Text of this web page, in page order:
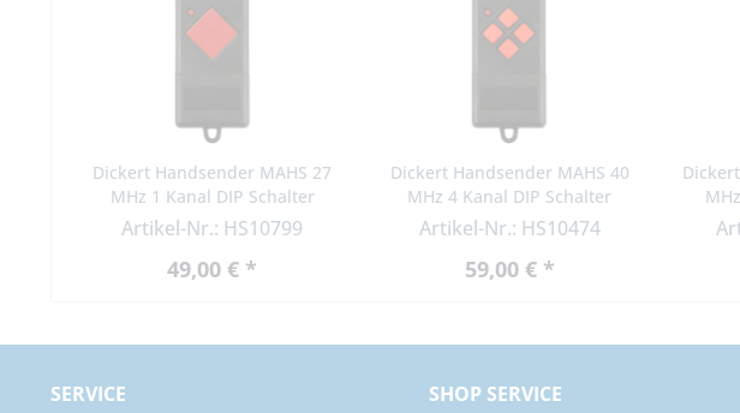
Dickert Handsender MAHS 27
MHz 1 Kanal DIP Schalter
Artikel-Nr.: HS10799
49,00 € *
Dickert Handsender MAHS 40
MHz 4 Kanal DIP Schalter
Artikel-Nr.: HS10474
59,00 € *
SERVICE SHOP SERVICE